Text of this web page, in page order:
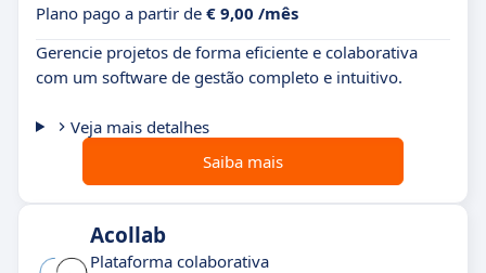
Plano pago a partir de € 9,00 /mês
Gerencie projetos de forma eficiente e colaborativa
com um software de gestão completo e intuitivo.
Veja mais detalhes
Saiba mais
Acollab
Plataforma colaborativa